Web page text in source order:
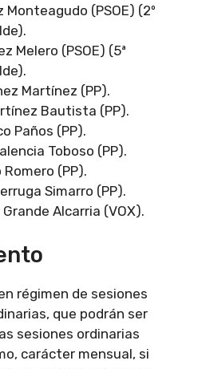
Monteagudo (PSOE) (2º
Melero (PSOE) (5ª
Martínez (PP).
Bautista (PP).
Paños (PP).
Toboso (PP).
(PP).
Simarro (PP).
Grande Alcarria (VOX).
régimen de sesiones
que podrán ser
sesiones ordinarias
carácter mensual, si